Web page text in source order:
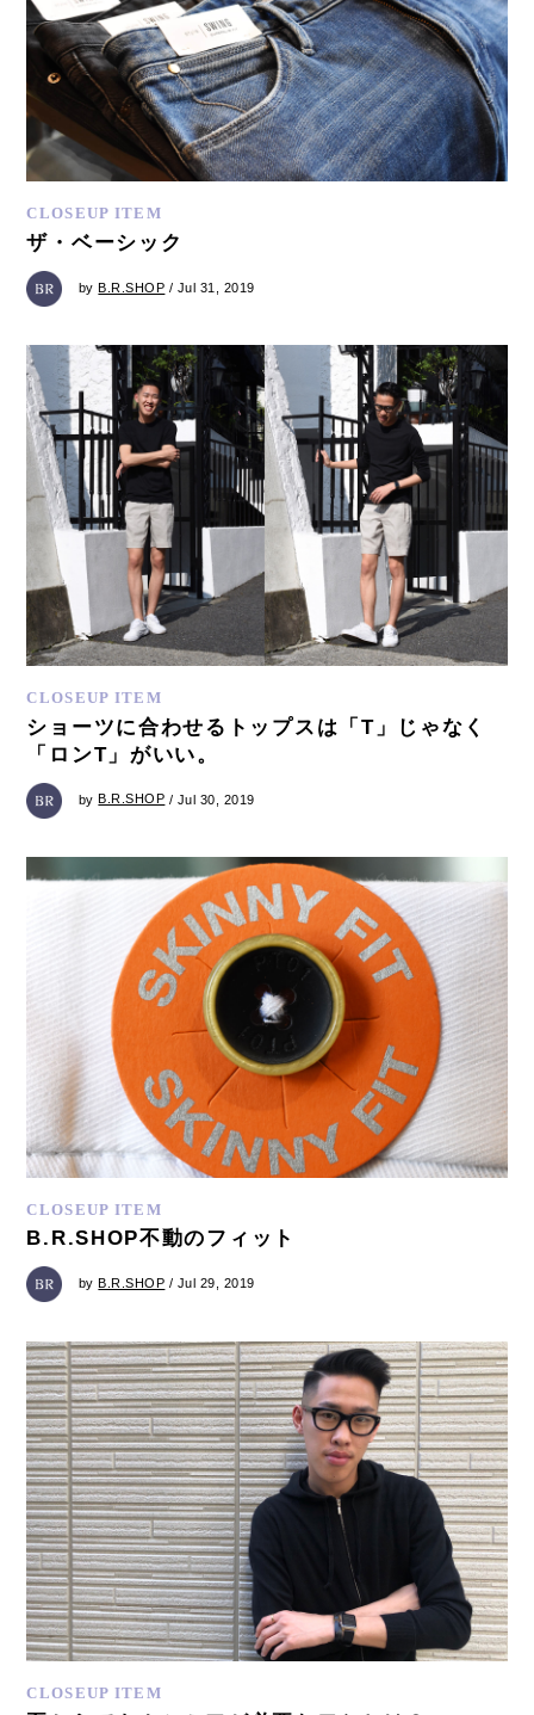
CLOSEUP ITEM
ザ・ベーシック
byB.R.SHOP / Jul 31, 2019
CLOSEUP ITEM
ショーツに合わせるトップスは「T」じゃなく
「ロンT」がいい。
by B.R.SHOP / Jul 30, 2019
CLOSEUP ITEM
B.R.SHOP不動のフィット
byB.R.SHOP / Jul 29, 2019
CLOSEUP ITEM